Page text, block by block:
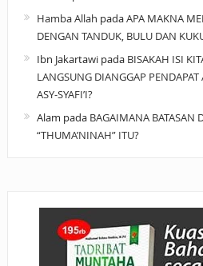
Hamba Allah padaAPA MAKNA
DENGAN TANDUK, BULU DAN
Ibn Jakartawipada BISAKAH ISI
LANGSUNG DIANGGAP PENDAPAT
ASY-SYAFI’I?
Alam pada BAGAIMANA BATASAN
“THUMA’NINAH” ITU?